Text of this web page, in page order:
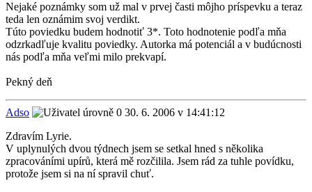
Nejaké poznámky som už mal v prvej časti môjho príspevku a teraz
teda len oznámim svoj verdikt.
Túto poviedku budem hodnotiť 3*. Toto hodnotenie podľa mňa
odzrkadľuje kvalitu poviedky. Autorka má potenciál a v budúcnosti
nás podľa mňa veľmi milo prekvapí.
Pekný deň
Adso
30. 6. 2006 v 14:41:12
Zdravím Lyrie.
V uplynulých dvou týdnech jsem se setkal hned s několika
zpracováními upírů, která mě rozčilila. Jsem rád za tuhle povídku,
protože jsem si na ní spravil chuť.